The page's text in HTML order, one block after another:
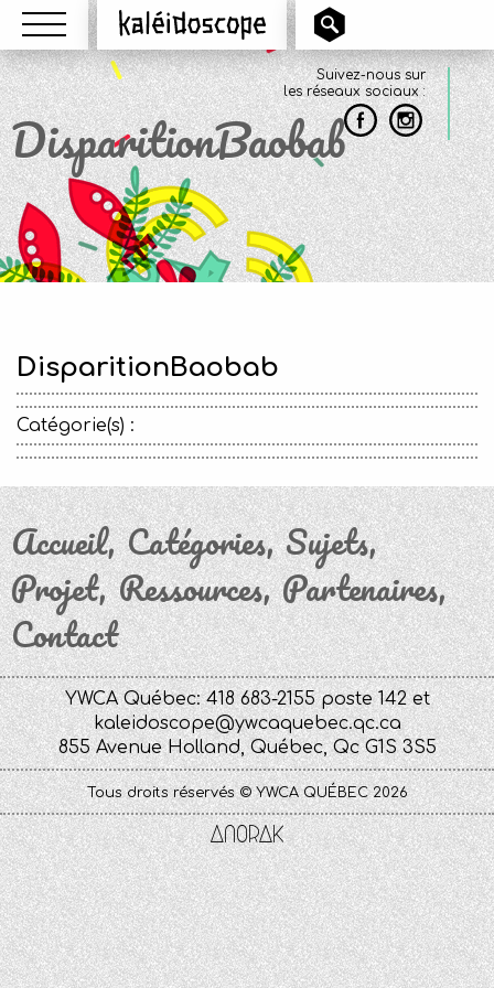
Menu Kaléidoscope
Suivez-nous sur
les réseaux sociaux :
DisparitionBaobab
DisparitionBaobab
Catégorie(s) :
Accueil Catégories Sujets
Projet Ressources Partenaires
Contact
YWCA Québec: 418 683-2155 poste 142 et
kaleidoscope@ywcaquebec.qc.ca
855 Avenue Holland, Québec, Qc G1S 3S5
Tous droits réservés © YWCA QUÉBEC 2026
Anorak
Studio